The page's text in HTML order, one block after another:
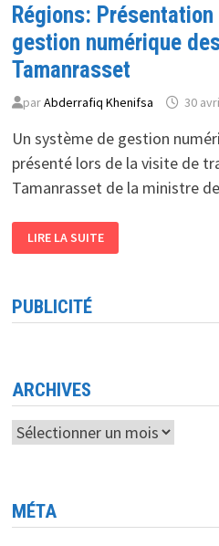
Régions:
gestion numérique
Tamanrasset
parAbderrafiq Khenifsa 30
Un système de gestion
présenté lors de la visite de
Tamanrasset de la ministre
PRÉSENTATION
D
GESTION
NUMÉRIQUE
LIRE LA SUITE
PUBLICITÉ
ARCHIVES
Archives
MÉTA